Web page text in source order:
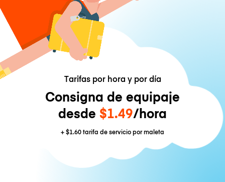
Tarifas por hora y por día
Consigna de equipaje
desde $1.49/hora
+$1.60tarifa de servicio por maleta